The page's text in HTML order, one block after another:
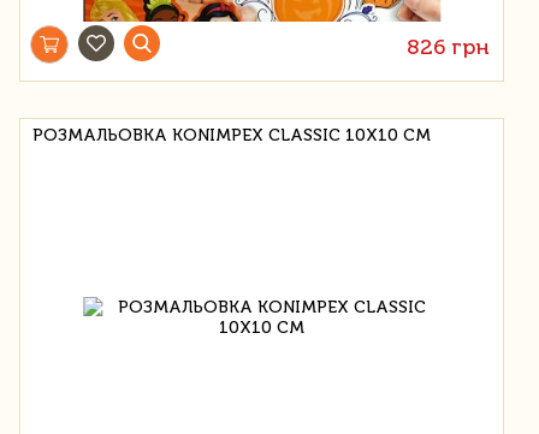
826 грн
РОЗМАЛЬОВКА KONIMPEX CLASSIC 10X10 СМ